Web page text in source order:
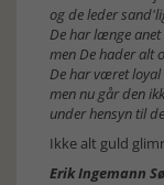
og de leder
De har længe anet
men De hader alt
De har været loyal
men nu går den
under hensyn til
Ikke alt guld
Erik Ingemann